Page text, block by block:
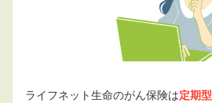
ライフネット生命のがん保険は定期型